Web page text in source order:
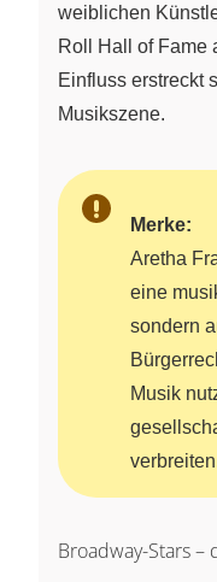
weiblichen
Roll Hall of Fame
Einfluss erstreckt
Musikszene.
Merke:
Aretha
eine
sondern
Musik
Broadway-Stars –